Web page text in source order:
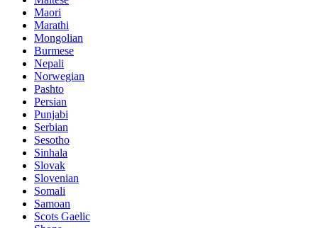
Maori
Marathi
Mongolian
Burmese
Nepali
Norwegian
Pashto
Persian
Punjabi
Serbian
Sesotho
Sinhala
Slovak
Slovenian
Somali
Samoan
Scots Gaelic